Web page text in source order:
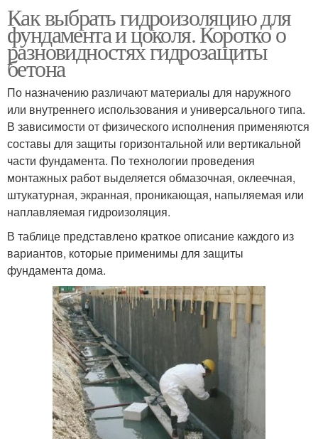
Как выбрать гидроизоляцию для
фундамента и цоколя. Коротко о
разновидностях гидрозащиты
бетона
По назначению различают материалы для наружного
или внутреннего использования и универсального типа.
В зависимости от физического исполнения применяются
составы для защиты горизонтальной или вертикальной
части фундамента. По технологии проведения
монтажных работ выделяется обмазочная, оклеечная,
штукатурная, экранная, проникающая, напыляемая или
наплавляемая гидроизоляция.
В таблице представлено краткое описание каждого из
вариантов, которые применимы для защиты
фундамента дома.